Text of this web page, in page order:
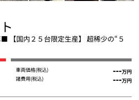
【国内２５台限定生産】 超稀少の“５
車両価格(税込) ---万円
諸費用(税込) ---万円